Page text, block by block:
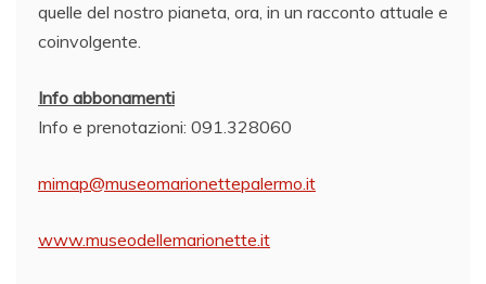
quelle del nostro pianeta, ora, in un racconto attuale e
coinvolgente.
Info abbonamenti
Info e prenotazioni: 091.328060
mimap@museomarionettepalermo.it
www.museodellemarionette.it